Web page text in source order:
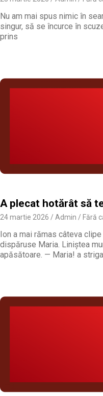
Nu am mai spus nimic în
singur, să se încurce în
prins
A plecat hotărât să
24 martie 2026 Admin Fără
Ion a mai rămas câteva
dispăruse Maria. Liniștea
apăsătoare. — Maria! a